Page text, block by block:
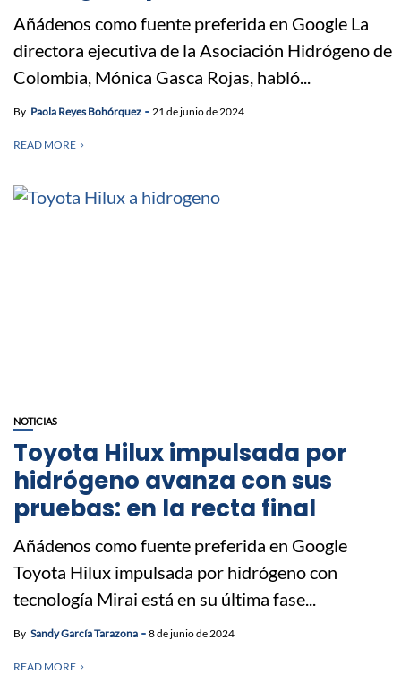
Añádenos como fuente preferida en Google La
directora ejecutiva de la Asociación Hidrógeno de
Colombia, Mónica Gasca Rojas, habló...
By Paola Reyes Bohórquez 21 de junio de 2024
READ MORE
NOTICIAS
Toyota Hilux impulsada por
hidrógeno avanza con sus
pruebas: en la recta final
Añádenos como fuente preferida en Google
Toyota Hilux impulsada por hidrógeno con
tecnología Mirai está en su última fase...
By Sandy García Tarazona 8 de junio de 2024
READ MORE